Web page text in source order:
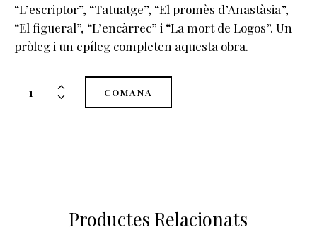
“L’escriptor”, “Tatuatge”, “El promès d’Anastàsia”,
“El figueral”, “L’encàrrec” i “La mort de Logos”. Un
pròleg i un epíleg completen aquesta obra.
quantitat
COMANA
Productes Relacionats